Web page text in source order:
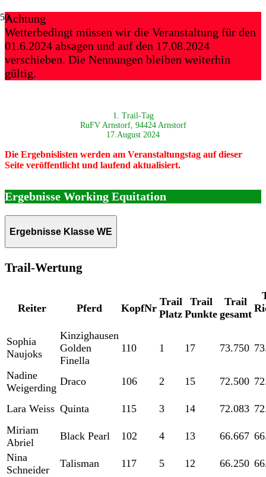
Achtung
Wetterbedingt müssen wir die Veranstaltung für den
01.6.2024 absagen und auf den 17.08.2024
verschieben. Die Nennungen bleiben weiterhin
gültig.
1. Trail-Tag
RuFV Arnstorf, 94424 Arnstorf
17.August 2024
Die Ergebnislisten werden am Veranstaltungstag auf dieser
Seite veröffentlicht und laufend aktualisiert.
Ergebnisse Working Equitation
Ergebnisse Klasse WE
Trail-Wertung
Reiter Pferd KopfNr
Trail
Platz
Trail
Punkte
Trail
gesamt
Sophia
Naujoks
Kinzighausen
Golden
Finella
110 1 17 73.750
Nadine
Weigerding
Draco 106 2 15 72.500
Lara Weiss Quinta 115 3 14 72.083
Miriam
Abriel
Black Pearl 102 4 13 66.667
Nina
Schneider
Talisman 117 5 12 66.250